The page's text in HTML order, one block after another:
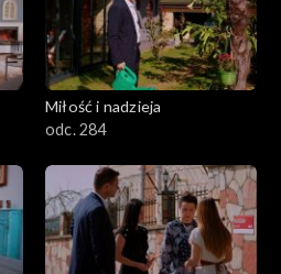
Miłość i nadzieja
odc. 284